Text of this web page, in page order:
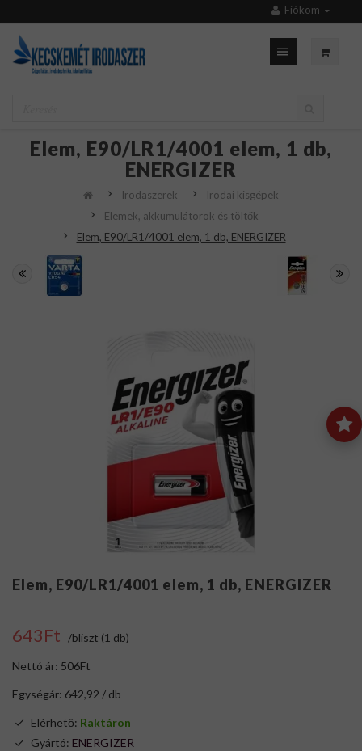
Fiókom
Elem, E90/LR1/4001 elem, 1 db,
ENERGIZER
Irodaszerek
Irodai kisgépek
Elemek, akkumulátorok és töltők
Elem, E90/LR1/4001 elem, 1 db, ENERGIZER
Elem, E90/LR1/4001 elem, 1 db, ENERGIZER
643Ft /bliszt (1 db)
Nettó ár: 506Ft
Egységár: 642,92 / db
Elérhető: Raktáron
Gyártó: ENERGIZER